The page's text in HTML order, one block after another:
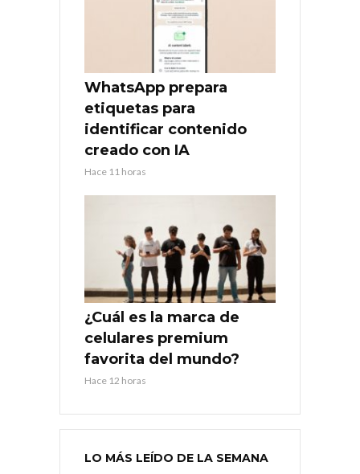
WhatsApp prepara
etiquetas para
identificar contenido
creado con IA
Hace 11 horas
¿Cuál es la marca de
celulares premium
favorita del mundo?
Hace 12 horas
LO MÁS LEÍDO DE LA SEMANA